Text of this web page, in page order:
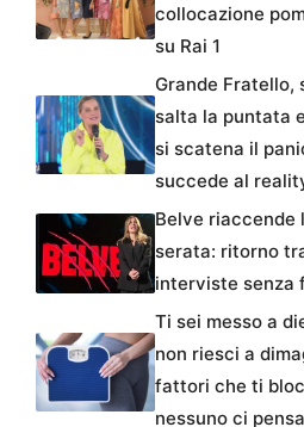
collocazione
su Rai 1
Grande Fratello,
salta la puntata
si scatena il
succede al
Belve riaccende
serata: ritorno
interviste senza
Ti sei messo a
non riesci a
fattori che ti
nessuno ci